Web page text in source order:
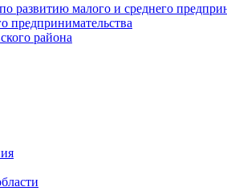
развитию малого и среднего
предпринимательства
района